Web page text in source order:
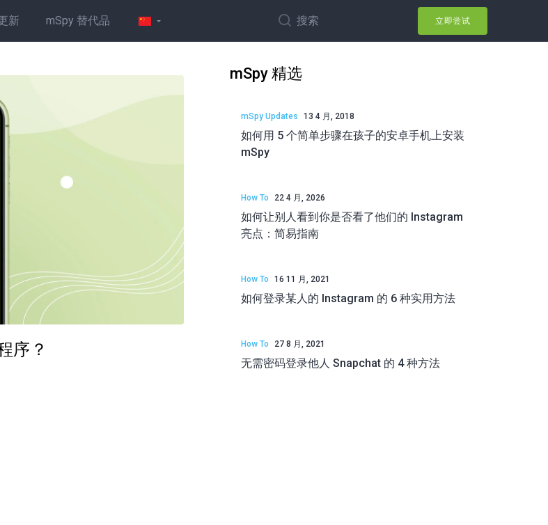
新 mSpy 替代品 搜索 立即尝试
序？
mSpy 精选
mSpy Updates 13 4 月, 2018
如何用 5 个简单步骤在孩子的安卓手机上安装
mSpy
How To 22 4 月, 2026
如何让别人看到你是否看了他们的 Instagram
亮点：简易指南
How To 16 11 月, 2021
如何登录某人的 Instagram 的 6 种实用方法
How To 27 8 月, 2021
无需密码登录他人 Snapchat 的 4 种方法